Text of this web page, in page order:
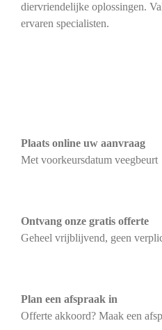
diervriendelijke oplossingen.
ervaren specialisten.
Plaats online uw aanvraag
Met voorkeursdatum veegbeurt
Ontvang onze gratis offerte
Geheel vrijblijvend, geen
Plan een afspraak in
Offerte akkoord? Maak een